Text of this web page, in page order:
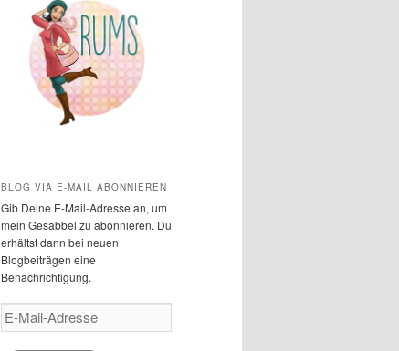
BLOG VIA E-MAIL ABONNIEREN
Gib Deine E-Mail-Adresse an, um
mein Gesabbel zu abonnieren. Du
erhältst dann bei neuen
Blogbeiträgen eine
Benachrichtigung.
E-
Mail-